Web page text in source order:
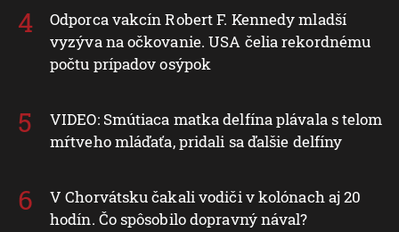
Odporca vakcín Robert F. Kennedy mladší
vyzýva na očkovanie. USA čelia rekordnému
počtu prípadov osýpok
VIDEO: Smútiaca matka delfína plávala s telom
mŕtveho mláďaťa, pridali sa ďalšie delfíny
V Chorvátsku čakali vodiči v kolónach aj 20
hodín. Čo spôsobilo dopravný nával?